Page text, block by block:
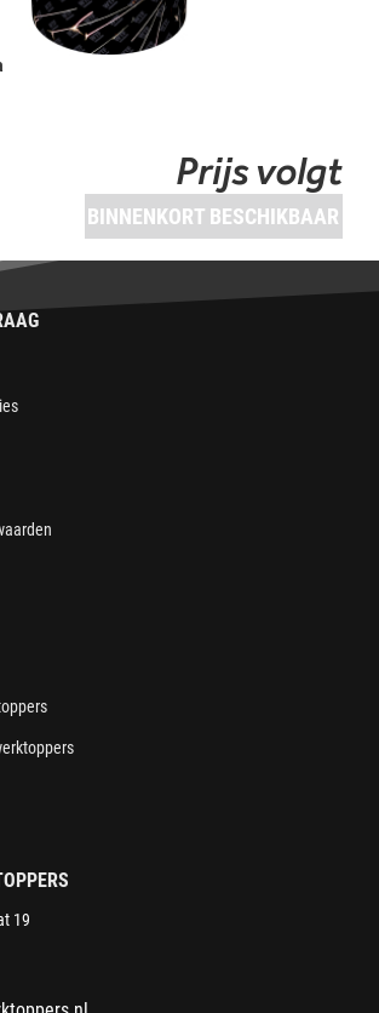
Prijs volgt
BINNENKORT BESCHIKBAAR
19